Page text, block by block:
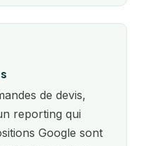
de devis,
reporting qui
Google sont